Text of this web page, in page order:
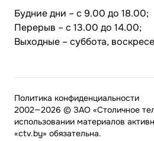
Будние дни – с 9.00 до 18.00;
Перерыв – с 13.00 до 14.00;
Выходные – суббота,
2002—2026 © ЗАО «Столичное
использовании материалов
«ctv.by» обязательна.
Политика конфиденциальности